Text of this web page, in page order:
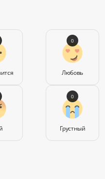
Любовь
0
Грустный
0